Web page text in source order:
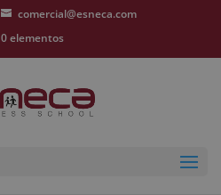
comercial@esneca.com
0 elementos